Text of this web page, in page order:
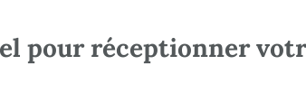
pour réceptionner